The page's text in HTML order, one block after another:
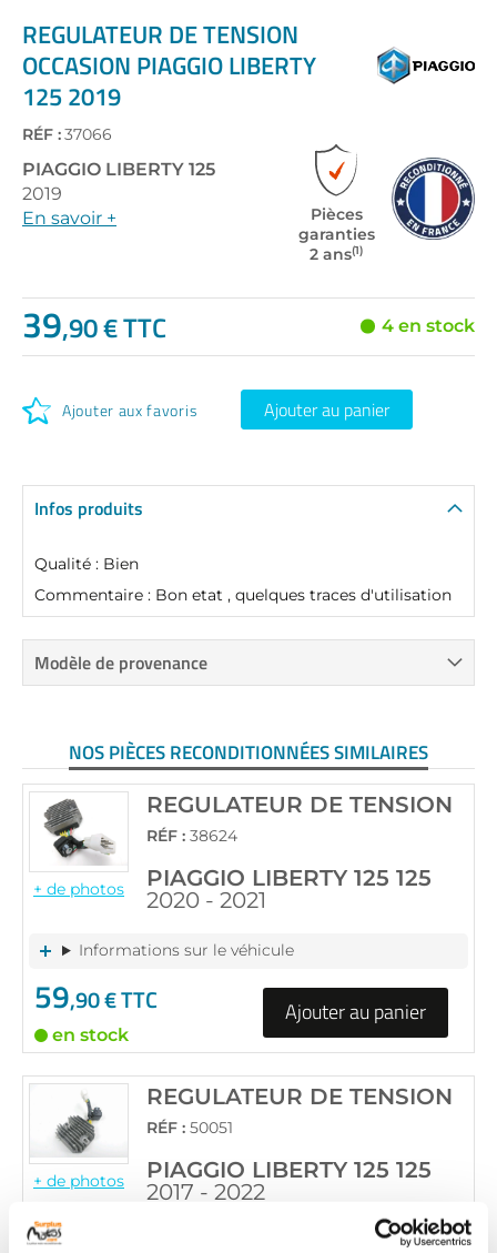
the
beginning
of
the
images
gallery
REGULATEUR DE TENSION
OCCASION PIAGGIO LIBERTY
125 2019
RÉF :37066
PIAGGIO LIBERTY 125
2019
En savoir +
Pièces
garanties
2 ans(1)
39,90 € TTC 4 en stock
Ajouter aux favoris Ajouter au panier
Infos produits
Qualité : Bien
Commentaire : Bon etat , quelques traces d'utilisation
Modèle de provenance
NOS PIÈCES RECONDITIONNÉES SIMILAIRES
+ de photos
REGULATEUR DE TENSION
RÉF : 38624
PIAGGIO LIBERTY 125 125
2020 - 2021
Informations sur le véhicule
59,90 € TTC
en stock
Ajouter au panier
+ de photos
REGULATEUR DE TENSION
RÉF : 50051
PIAGGIO LIBERTY 125 125
2017 - 2022